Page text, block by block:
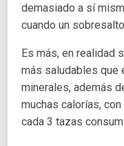
demasiado a sí
cuando un
Es más, en realidad
más saludables que
minerales, además
muchas calorías,
cada 3 tazas